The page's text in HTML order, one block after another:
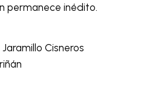
permanece inédito.
Cisneros